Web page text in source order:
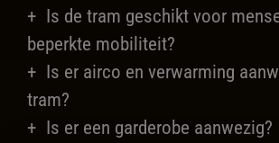
Is de tram geschikt voor
beperkte mobiliteit?
Is er airco en verwarming
tram?
Is er een garderobe aanwezig?